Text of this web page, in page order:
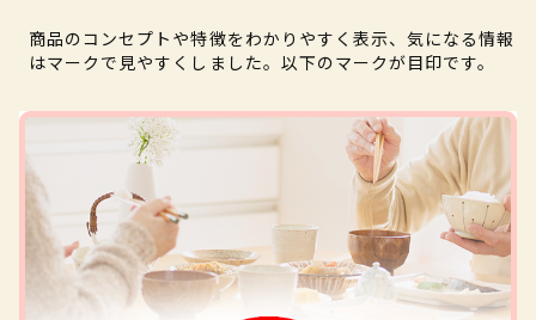
商品のコンセプトや特徴をわかりやすく表示、気になる情報
はマークで見やすくしました。以下のマークが目印です。